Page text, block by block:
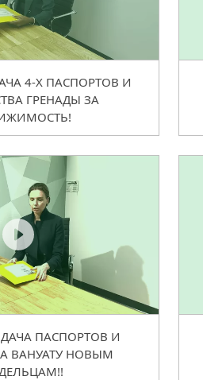
4-Х ПАСПОРТОВ И
ГРЕНАДЫ ЗА
ПАСПОРТОВ И
ВАНУАТУ НОВЫМ